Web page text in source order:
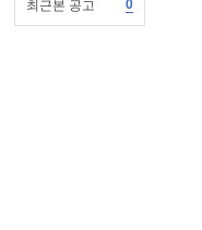
최근본 공고 0